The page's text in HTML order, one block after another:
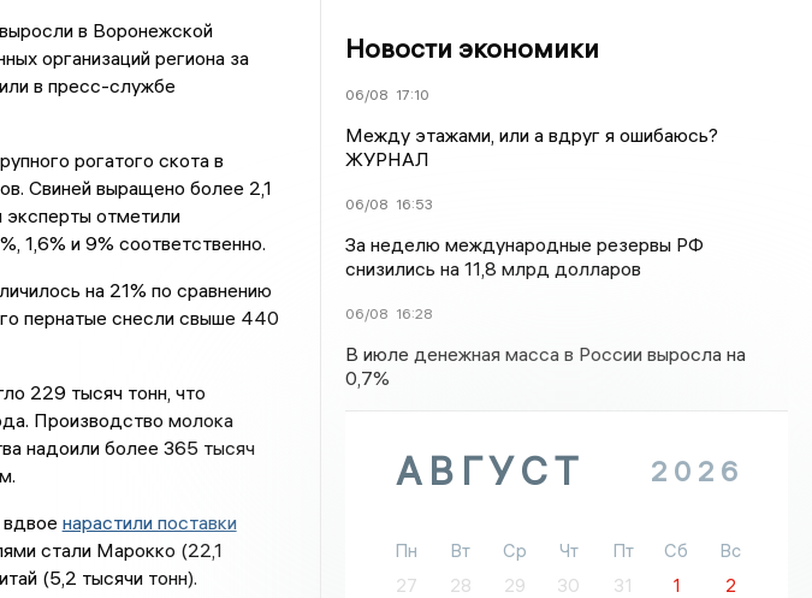
в Воронежской
организаций региона за
в пресс-службе
рогатого скота в
Свиней выращено более 2,1
отметили
1,6% и 9% соответственно.
на 21% по сравнению
пернатые снесли свыше 440
229 тысяч тонн, что
Производство молока
надоили более 365 тысяч
нарастили поставки
стали Марокко (22,1
(5,2 тысячи тонн).
Новости экономики
06/08 17:10
Между этажами, или а вдруг я ошибаюсь?
ЖУРНАЛ
06/08 16:53
За неделю международные резервы РФ
снизились на 11,8 млрд долларов
06/08 16:28
В июле денежная масса в России выросла на
0,7%
АВГУСТ 2026
Пн Вт Ср Чт Пт Сб
Вс
27
28 29 30 31 1
2